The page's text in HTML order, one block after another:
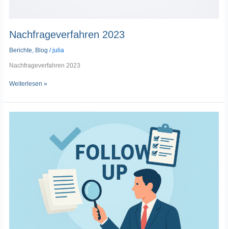
Nachfrageverfahren 2023
Berichte, Blog /julia
Nachfrageverfahren 2023
Weiterlesen »